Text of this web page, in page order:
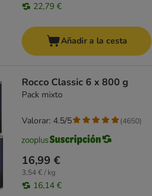
22,79 €
Añadir a la cesta
Rocco Classic 6 x 800 g
Pack mixto
16,99 €
3,54 € / kg
16,14 €
Valorar: 4.5/5 (4650)